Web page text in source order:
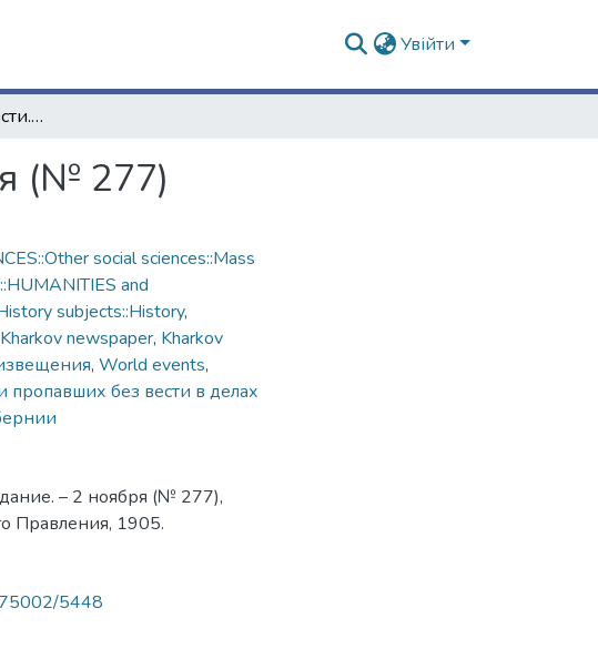
Увійти
Харьковские ведомости. – 1905. – 2 ноября (№ 277)
(№ 277)
social sciences::Mass
and
subjects::History,
Kharkov newspaper, Kharkov
, World events,
без вести в делах
– 2 ноября (№ 277),
Правления, 1905.
5448